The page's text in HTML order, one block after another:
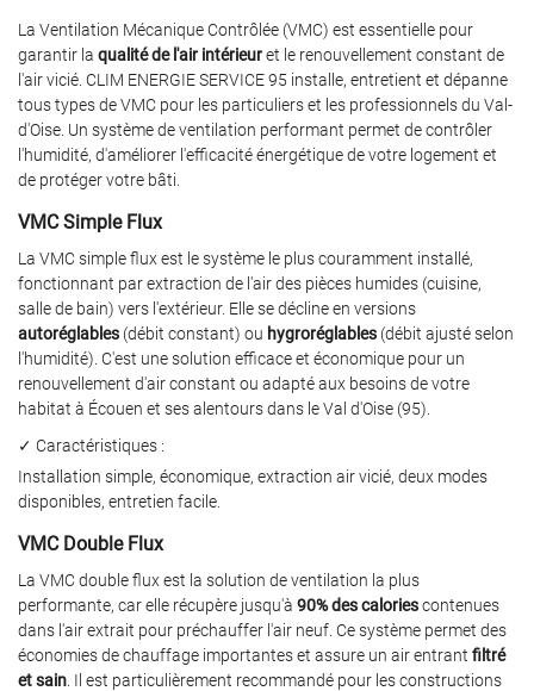
La Ventilation Mécanique Contrôlée (VMC) est essentielle pour
garantir la qualité de l'air intérieuret le renouvellement constant de
l'air vicié. CLIM ENERGIE SERVICE 95 installe, entretient et dépanne
tous types de VMC pour les particuliers et les professionnels du Val-
d'Oise. Un système de ventilation performant permet de contrôler
l'humidité, d'améliorer l'efficacité énergétique de votre logement et
de protéger votre bâti.
VMC Simple Flux
La VMC simple flux est le système le plus couramment installé,
fonctionnant par extraction de l'air des pièces humides (cuisine,
salle de bain) vers l'extérieur. Elle se décline en versions
autoréglables (débit constant) ou hygroréglables (débit ajusté selon
l'humidité). C'est une solution efficace et économique pour un
renouvellement d'air constant ou adapté aux besoins de votre
habitat à Écouen et ses alentours dans le Val d'Oise (95).
✓ Caractéristiques :
Installation simple, économique, extraction air vicié, deux modes
disponibles, entretien facile.
VMC Double Flux
La VMC double flux est la solution de ventilation la plus
performante, car elle récupère jusqu'à 90% des caloriescontenues
dans l'air extrait pour préchauffer l'air neuf. Ce système permet des
économies de chauffage importantes et assure un air entrant filtré
et sain . Il est particulièrement recommandé pour les constructions